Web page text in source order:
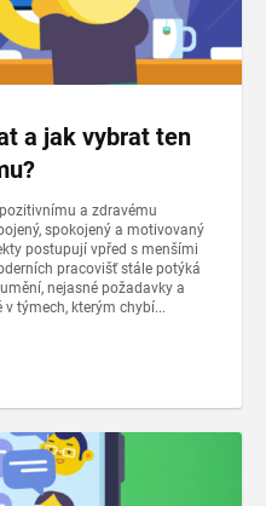
a jak vybrat ten
a zdravému
spokojený a motivovaný
postupují vpřed s menšími
pracovišť stále potýká
nejasné požadavky a
týmech, kterým chybí...